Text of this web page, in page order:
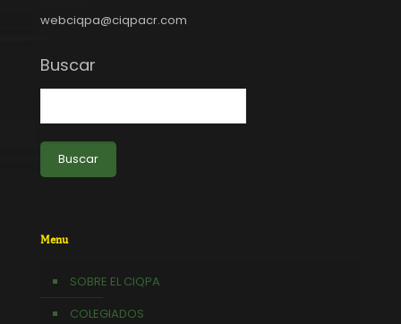
webciqpa@ciqpacr.com
Buscar
Buscar
Menu
SOBRE EL CIQPA
COLEGIADOS